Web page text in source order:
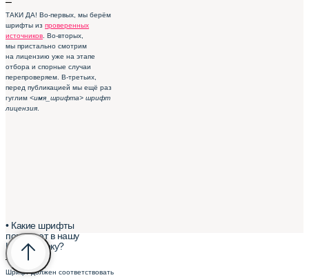
ТАКИ ДА! Во-первых, мы берём
шрифты из проверенных
источников . Во-вторых,
мы пристально смотрим
на лицензию уже на этапе
отбора и спорные случаи
перепроверяем. В-третьих,
перед публикацией мы ещё раз
гуглим <имя_шрифта> шрифт
лицензия
• Какие шрифты
попадают в нашу
Шрифтотеку?
–
Шрифт должен соответствовать